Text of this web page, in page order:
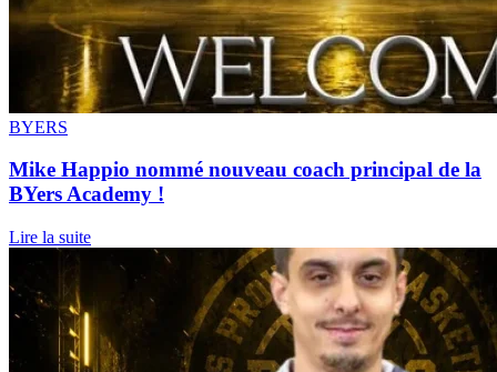
BYERS
Mike Happio nommé nouveau coach principal de la
BYers Academy !
Lire la suite